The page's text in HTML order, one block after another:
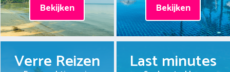
Bekijken Bekijken
Verre Reizen Last minutes